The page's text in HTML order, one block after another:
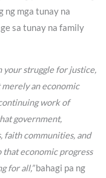
ng mga tunay na
sa tunay na family
your struggle for justice,
an economic
work of
government,
faith communities, and
economic progress
for all,”bahagi pa ng